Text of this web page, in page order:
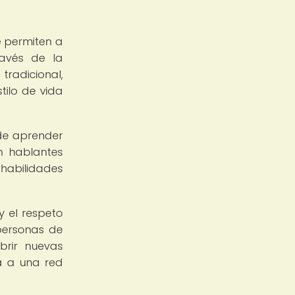
permiten a
de la
de vida
aprender
hablantes
el respeto
de
nuevas
a una red